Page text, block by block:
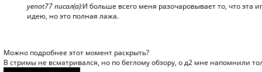
yenot77 писал(а):И больше всего меня разочаровывает то, что эта
идею, но это полная лажа.
Можно подробнее этот момент раскрыть?
В стримы не всматривался, но по беглому обзору, о д2 мне напомнили